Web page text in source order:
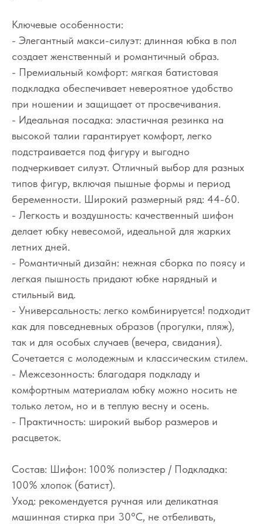
Ключевые особенности:
- Элегантный макси-силуэт: длинная юбка в пол
создает женственный и романтичный образ.
- Премиальный комфорт: мягкая батистовая
подкладка обеспечивает невероятное удобство
при ношении и защищает от просвечивания.
- Идеальная посадка: эластичная резинка на
высокой талии гарантирует комфорт, легко
подстраивается под фигуру и выгодно
подчеркивает силуэт. Отличный выбор для разных
типов фигур, включая пышные формы и период
беременности. Широкий размерный ряд: 44-60.
- Легкость и воздушность: качественный шифон
делает юбку невесомой, идеальной для жарких
летних дней.
- Романтичный дизайн: нежная сборка по поясу и
легкая пышность придают юбке нарядный и
стильный вид.
- Универсальность: легко комбинируется! подходит
как для повседневных образов (прогулки, пляж),
так и для особых случаев (вечера, свидания).
Сочетается с молодежным и классическим стилем.
- Межсезонность: благодаря подкладу и
комфортным материалам юбку можно носить не
только летом, но и в теплую весну и осень.
- Практичность: широкий выбор размеров и
расцветок.
Состав: Шифон: 100% полиэстер / Подкладка:
100% хлопок (батист).
Уход: рекомендуется ручная или деликатная
машинная стирка при 30°C, не отбеливать,